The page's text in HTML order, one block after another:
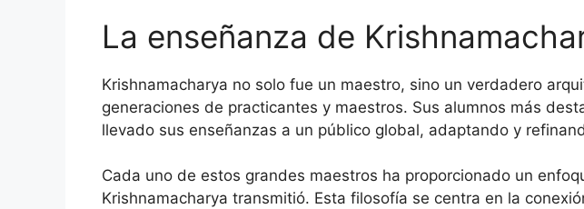
La enseñanza de
Krishnamacharya no solo fue un maestro, sino un verdadero
generaciones de practicantes y maestros. Sus alumnos más
llevado sus enseñanzas a un público global, adaptando y
Cada uno de estos grandes maestros ha proporcionado un
Krishnamacharya transmitió. Esta filosofía se centra en la